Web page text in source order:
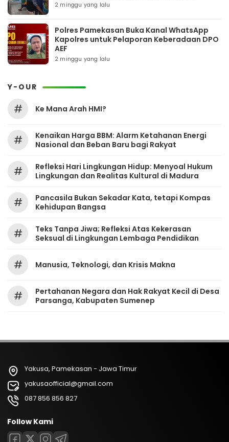
2 minggu yang lalu
Polres Pamekasan Buka Kanal WhatsApp
Kapolres untuk Pelaporan Keberadaan DPO
AEF
2 minggu yang lalu
Y-OUR
# Ke Mana Arah HMI?
#
Kenaikan Harga BBM: Alarm Ketahanan Energi
Nasional dan Beban Baru bagi Rakyat
#
Refleksi Hari Lingkungan Hidup: Menyoal Hukum
Lingkungan dan Realitas Kultural di Madura
#
Pancasila Bukan Sekadar Kata, tetapi Kompas
Kehidupan Bangsa
#
Teks Tanpa Jiwa; Refleksi Atas Kekerasan
Seksual di Lingkungan Lembaga Pendidikan
# Manusia, Teknologi, dan Krisis Makna
#
Pertahanan Negara dan Hak Rakyat Kecil di Desa
Parsanga, Kabupaten Sumenep
Yakusa, Pamekasan - Jawa Timur
yakusaofficial@gmail.com
087 856 856 827
Follow Kami